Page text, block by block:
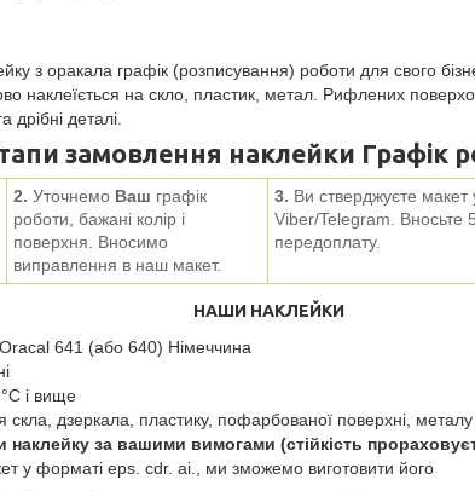
з оракала графік (розписування) роботи для свого
наклеїється на скло, пластик, метал. Рифлених
дрібні деталі.
замовлення наклейки Графік
2. Уточнемо Ваш графік
роботи, бажані колір і
поверхня. Вносимо
виправлення в наш макет.
3. Ви стверджуєте макет
Viber/Telegram. Вносьте
передоплату.
НАШИ НАКЛЕЙКИ
641 (або 640) Німеччина
і вище
скла, дзеркала, пластику, пофарбованої поверхні, металу
наклейку за вашими вимогами (стійкість
у форматі eps. cdr. ai., ми зможемо виготовити його